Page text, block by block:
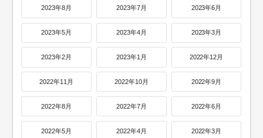
2023年8月 2023年7月 2023年6月
2023年5月 2023年4月 2023年3月
2023年2月 2023年1月 2022年12月
2022年11月 2022年10月 2022年9月
2022年8月 2022年7月 2022年6月
2022年5月 2022年4月 2022年3月